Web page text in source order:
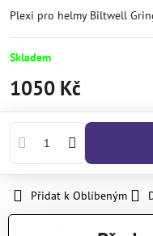
Plexi pro helmy Biltwell
Skladem
1050 Kč
Přidat k Oblíbeným